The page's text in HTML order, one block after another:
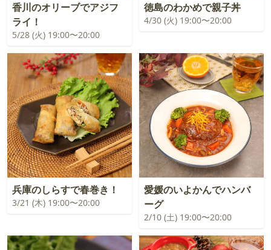
香川のオリーブでアジフ
ライ！
5/28 (火) 19:00〜20:00
徳島のわかめで親子丼
4/30 (火) 19:00〜20:00
兵庫のしらすで春巻き！
3/21 (木) 19:00〜20:00
愛媛のいよかんでハンバ
ーグ
2/10 (土) 19:00〜20:00